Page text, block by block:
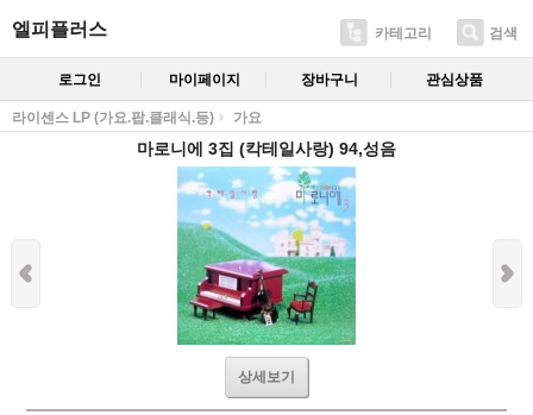
엘피플러스 카테고리 검색
로그인 마이페이지 장바구니 관심상품
라이센스 LP (가요.팝.클래식.등) 가요
마로니에 3집 (칵테일사랑) 94,성음
상세보기